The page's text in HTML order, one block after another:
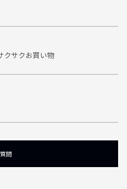
クサクお買い物
問